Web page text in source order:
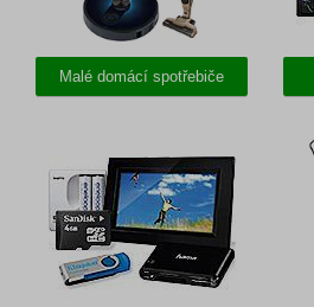
Malé domácí spotřebiče